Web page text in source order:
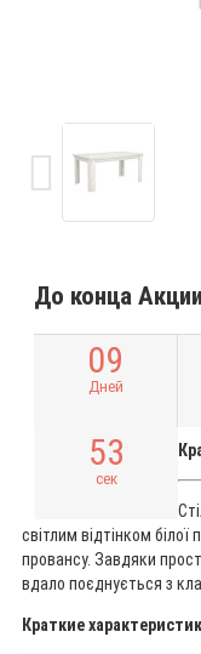
До конца
09
Дней
52
сек
світлим відтінком білої
провансу. Завдяки
вдало поєднується з
Краткие